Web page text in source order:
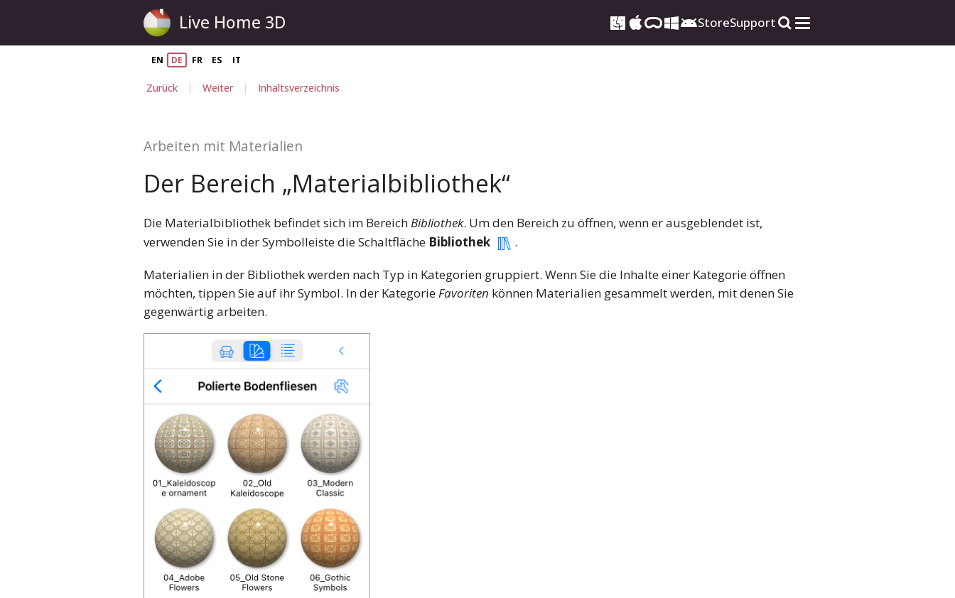
Live Home 3D StoreSupport
EN DE FR ES IT
Zurück | Weiter | Inhaltsverzeichnis
Arbeiten mit Materialien
Der Bereich „Materialbibliothek“
Die Materialbibliothek befindet sich im BereichBibliothek. Um den Bereich zu öffnen, wenn er ausgeblendet ist,
verwenden Sie in der Symbolleiste die Schaltfläche Bibliothek .
Materialien in der Bibliothek werden nach Typ in Kategorien gruppiert. Wenn Sie die Inhalte einer Kategorie öffnen
möchten, tippen Sie auf ihr Symbol. In der KategorieFavoriten können Materialien gesammelt werden, mit denen Sie
gegenwärtig arbeiten.